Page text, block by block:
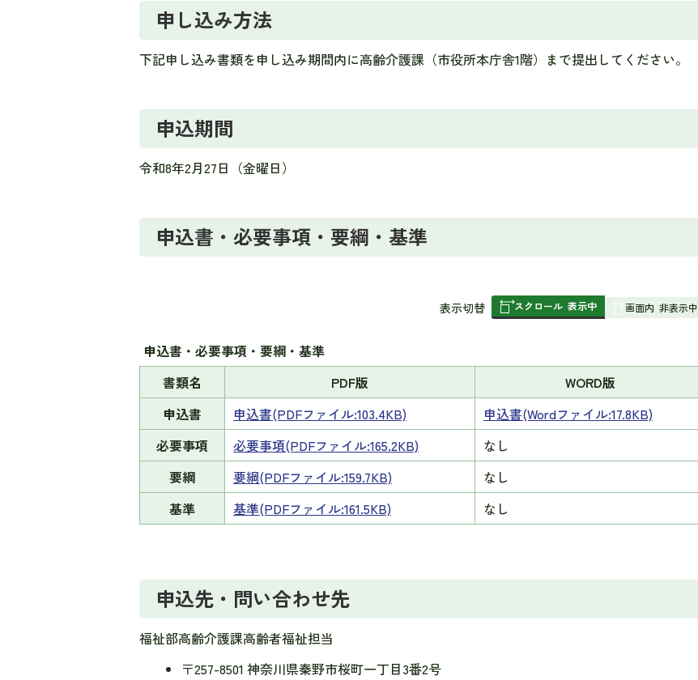
申し込み方法
下記申し込み書類を申し込み期間内に高齢介護課（市役所本庁舎1階）まで提出してください。
申込期間
令和8年2月27日（金曜日）
申込書・必要事項・要綱・基準
表
の
表示切替 スクロール 表示中 画面内 非表示中
申込書・必要事項・要綱・基準
書類名
PDF版
WORD版
申込書
申込書(PDFファイル:103.4KB)
申込書(Wordファイル:17.8KB)
必要事項
必要事項(PDFファイル:165.2KB)
なし
要綱
要綱(PDFファイル:159.7KB)
なし
基準
基準(PDFファイル:161.5KB) なし
申込先・問い合わせ先
福祉部高齢介護課高齢者福祉担当
〒257-8501 神奈川県秦野市桜町一丁目3番2号